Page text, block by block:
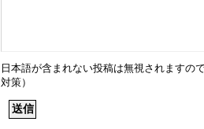
日本語が含まれない投稿は無視されますの
対策）